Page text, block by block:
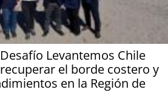
Levantemos Chile
el borde costero y
en la Región de